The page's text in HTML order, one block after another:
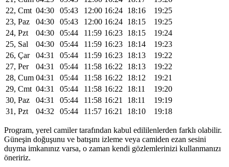
22, Cmt 04:30 05:43 12:00 16:24 18:16
19:25
23, Paz
04:30 05:43 12:00 16:24 18:15
19:25
24, Pzt
04:30 05:44 11:59 16:23 18:15
19:24
25, Sal
04:30 05:44 11:59 16:23 18:14
19:23
26, Çar
04:31 05:44 11:59 16:23 18:13
19:22
27, Per
04:31 05:44 11:58 16:22 18:13
19:22
28, Cum 04:31 05:44 11:58 16:22 18:12
19:21
29, Cmt 04:31 05:44 11:58 16:22 18:11
19:20
30, Paz
04:31 05:44 11:58 16:21 18:11
19:19
31, Pzt
04:32 05:44 11:57 16:21 18:10 19:18
Program, yerel camiler tarafından kabul edililenlerden farklı olabilir.
Güneşin doğuşunu ve batışını izleme veya camiden ezan sesini
duyma imkanınız varsa, o zaman kendi gözlemlerinizi kullanmanızı
öneririz.